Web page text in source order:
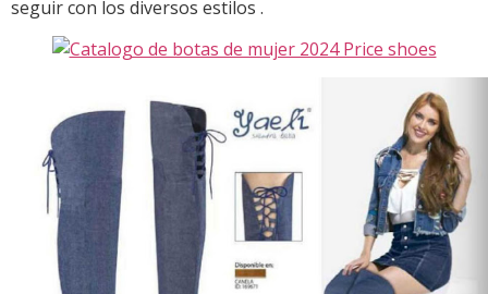
seguir con los diversos estilos .